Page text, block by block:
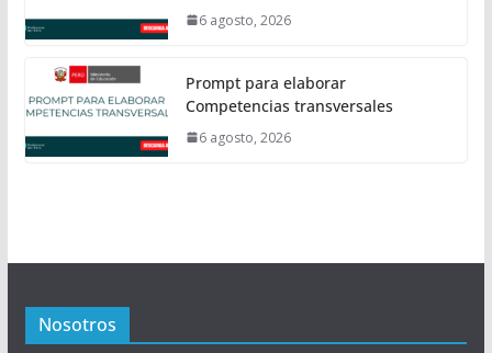
6 agosto, 2026
Prompt para elaborar
Competencias transversales
6 agosto, 2026
Nosotros